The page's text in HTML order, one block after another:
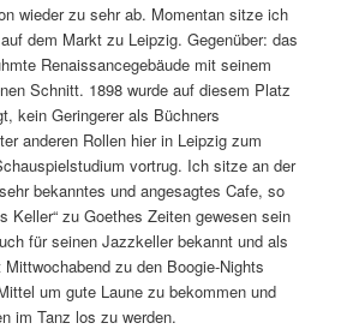
wieder zu sehr ab. Momentan sitze ich
dem Markt zu Leipzig. Gegenüber: das
Renaissancegebäude mit seinem
Schnitt. 1898 wurde auf diesem Platz
kein Geringerer als Büchners
anderen Rollen hier in Leipzig zum
vortrug. Ich sitze an der
bekanntes und angesagtes Cafe, so
Keller“ zu Goethes Zeiten gewesen sein
für seinen Jazzkeller bekannt und als
zu den Boogie-Nights
um gute Laune zu bekommen und
im Tanz los zu werden.